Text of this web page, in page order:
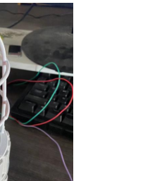
explosões